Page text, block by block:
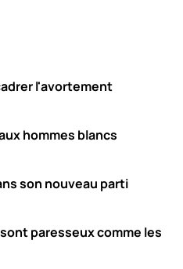
l'avortement
hommes blancs
son nouveau parti
paresseux comme les